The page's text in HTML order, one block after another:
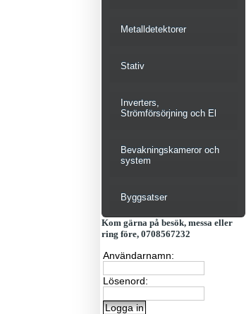
Metalldetektorer
Stativ
Inverters,
Strömförsörjning och El
Bevakningskameror och
system
Byggsatser
Kom gärna på besök, messa eller
ring före, 0708567232
Användarnamn:
Lösenord: